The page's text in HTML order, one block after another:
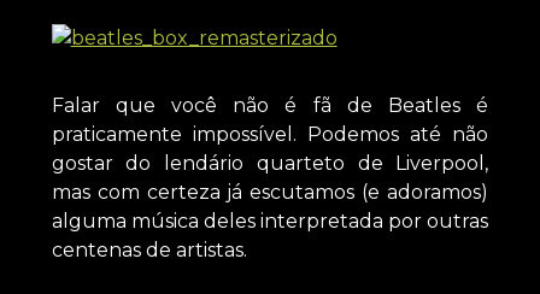
Falar que você não é fã de Beatles é
praticamente impossível. Podemos até não
gostar do lendário quarteto de Liverpool,
mas com certeza já escutamos (e adoramos)
alguma música deles interpretada por outras
centenas de artistas.